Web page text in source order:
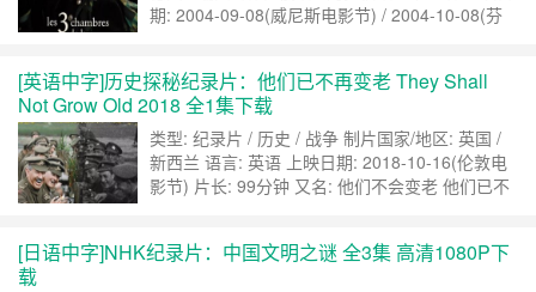
期: 2004-09-08(威尼斯电影节) / 2004-10-08(芬
Melanc…… 继续阅读 »
[英语中字]历史探秘纪录片：他们已不再变老 They Shall
Not Grow Old 2018 全1集下载
类型: 纪录片 / 历史 / 战争 制片国家/地区: 英国 /
新西兰 语言: 英语 上映日期: 2018-10-16(伦敦电
影节) 片长: 99分钟 又名: 他们不会变老 他们已不
历1914年—1918年间战争的那些人的真实故事。
[日语中字]NHK纪录片：中国文明之谜 全3集 高清1080P下
载